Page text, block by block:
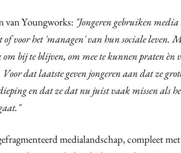
van Youngworks: "Jongeren gebruiken
voor het 'managen' van hun sociale leven.
bij te blijven, om mee te kunnen praten èn
dat laatste geven jongeren aan dat ze
en dat ze dat nu juist vaak missen als
medialandschap, compleet